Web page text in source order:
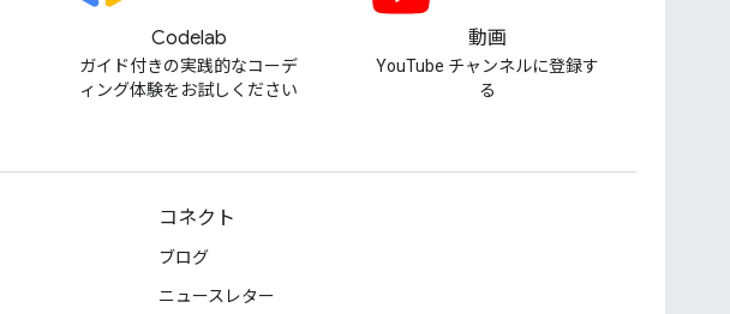
Codelab
ガイド付きの実践的なコーデ
ィング体験をお試しください
動画
YouTube チャンネルに登録す
る
コネクト
ブログ
ニュースレター